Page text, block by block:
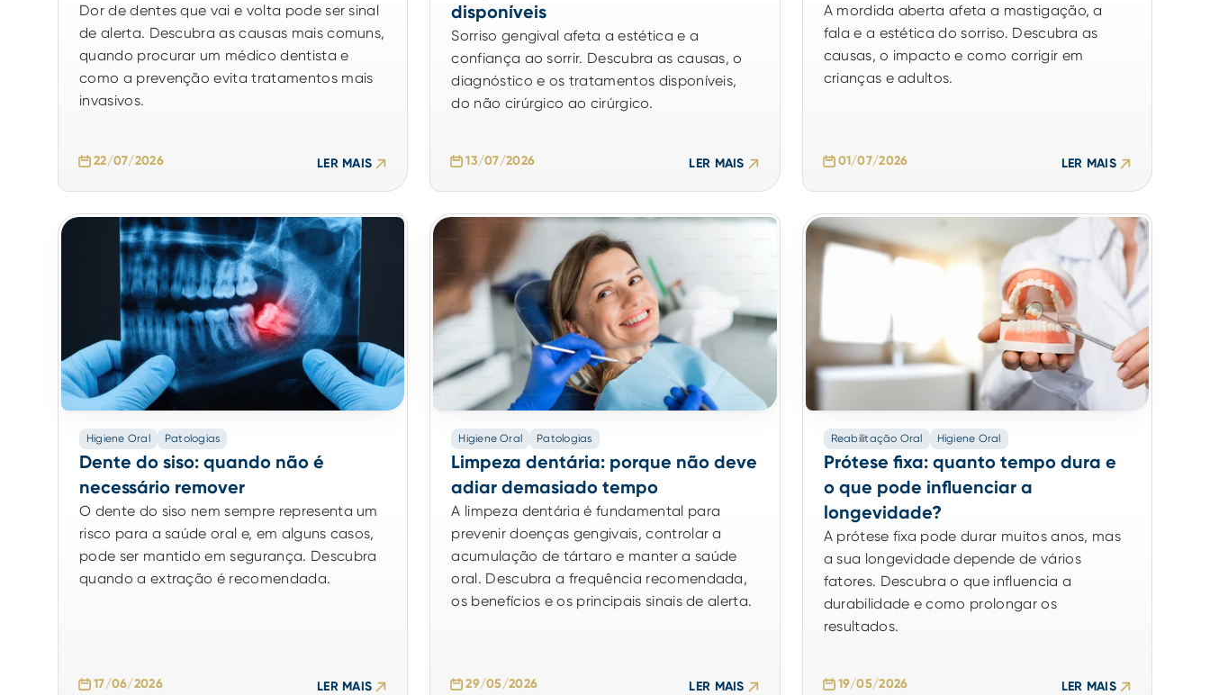
Dor de dentes que vai e volta pode ser sinal
de alerta. Descubra as causas mais comuns,
quando procurar um médico dentista e
como a prevenção evita tratamentos mais
invasivos.
22/07/2026 LER MAIS
disponíveis
Sorriso gengival afeta a estética e a
confiança ao sorrir. Descubra as causas, o
diagnóstico e os tratamentos disponíveis,
do não cirúrgico ao cirúrgico.
13/07/2026 LER MAIS
A mordida aberta afeta a mastigação, a
fala e a estética do sorriso. Descubra as
causas, o impacto e como corrigir em
crianças e adultos.
01/07/2026 LER MAIS
Higiene Oral Patologias
Dente do siso: quando não é
necessário remover
O dente do siso nem sempre representa um
risco para a saúde oral e, em alguns casos,
pode ser mantido em segurança. Descubra
quando a extração é recomendada.
17/06/2026 LER MAIS
Higiene Oral Patologias
Limpeza dentária: porque não deve
adiar demasiado tempo
A limpeza dentária é fundamental para
prevenir doenças gengivais, controlar a
acumulação de tártaro e manter a saúde
oral. Descubra a frequência recomendada,
os benefícios e os principais sinais de alerta.
29/05/2026 LER MAIS
Reabilitação Oral Higiene Oral
Prótese fixa: quanto tempo dura e
o que pode influenciar a
longevidade?
A prótese fixa pode durar muitos anos, mas
a sua longevidade depende de vários
fatores. Descubra o que influencia a
durabilidade e como prolongar os
resultados.
19/05/2026 LER MAIS